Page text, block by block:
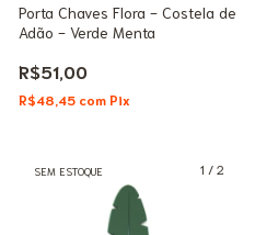
Porta Chaves Flora - Costela de
Adão - Verde Menta
R$51,00
R$48,45 com Pix
1 / 2
SEM ESTOQUE